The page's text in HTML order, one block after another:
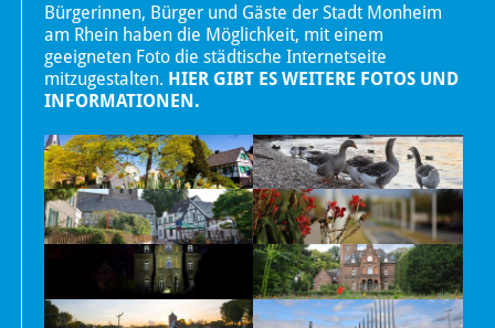
Bürgerinnen, Bürger und Gäste der Stadt Monheim
am Rhein haben die Möglichkeit, mit einem
geeigneten Foto die städtische Internetseite
mitzugestalten. HIER GIBT ES WEITERE FOTOS UND
INFORMATIONEN.